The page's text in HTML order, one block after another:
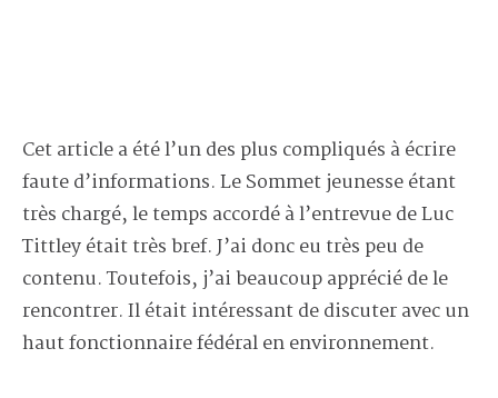
Cet articlea étél’un des plus compliqués à écrire
faute d’informations.Le Sommetjeunesse étant
très chargé, le temps accordé à l’entrevue deLuc
Tittleyétaittrès bref.J’ai donc eu très peu de
contenu.Toutefois, j’ai beaucoup apprécié de le
rencontrer. Il était intéressant de discuter avec un
haut fonctionnairefédéralen environnement.